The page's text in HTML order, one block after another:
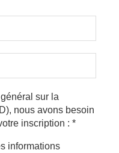
sur la
nous avons besoin
inscription : *
informations